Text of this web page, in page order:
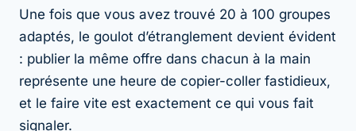
Une fois que vous avez trouvé 20 à 100 groupes
adaptés, le goulot d’étranglement devient évident
: publier la même offre dans chacun à la main
représente une heure de copier-coller fastidieux,
et le faire vite est exactement ce qui vous fait
signaler.